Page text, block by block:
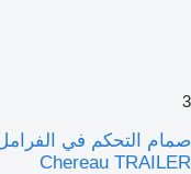
3
Chereau TRAILER